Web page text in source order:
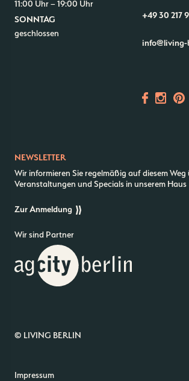
Vermietung
Newsletter
11:00 Uhr – 19:00 Uhr
SONNTAG
geschlossen
+49 30 217
NEWSLETTER
Wir informieren Sie regelmäßig auf diesem Weg
Veranstaltungen und Specials in unserem Haus
Zur Anmeldung
Wir sind Partner
© LIVING BERLIN
Impressum